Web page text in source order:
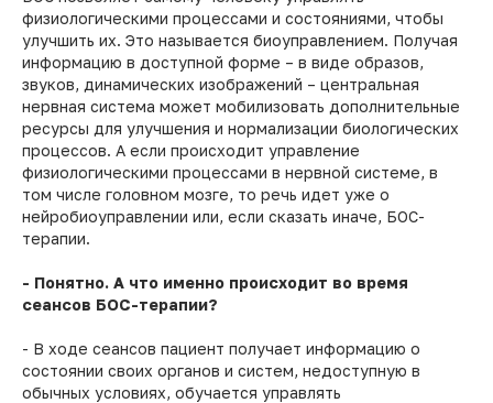
физиологическими процессами и состояниями, чтобы
улучшить их. Это называется биоуправлением. Получая
информацию в доступной форме – в виде образов,
звуков, динамических изображений – центральная
нервная система может мобилизовать дополнительные
ресурсы для улучшения и нормализации биологических
процессов. А если происходит управление
физиологическими процессами в нервной системе, в
том числе головном мозге, то речь идет уже о
нейробиоуправлении или, если сказать иначе, БОС-
терапии.
- Понятно. А что именно происходит во время
сеансов БОС-терапии?
- В ходе сеансов пациент получает информацию о
состоянии своих органов и систем, недоступную в
обычных условиях, обучается управлять